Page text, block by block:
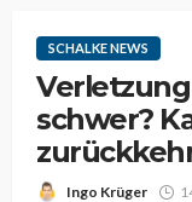
SCHALKE NEWS
schwer?
Ingo Krüger